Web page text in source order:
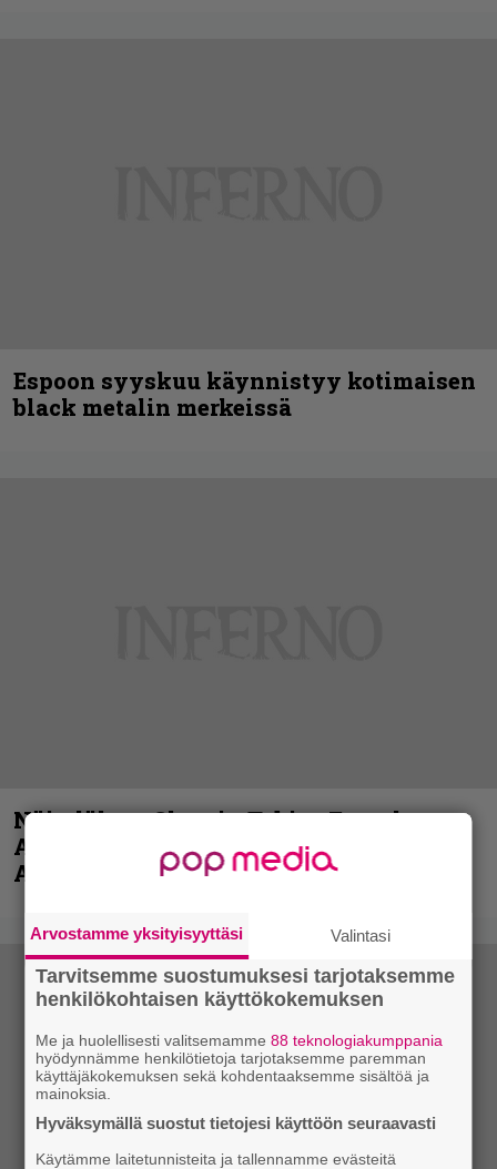
Espoon syyskuu käynnistyy kotimaisen
black metalin merkeissä
Näin lähtee Ghostin Tobias Forgelta
Accept – menossa mukana myös
Anthrax- ja Korn-miehistöä
Arvostamme yksityisyyttäsi Valintasi
Tarvitsemme suostumuksesi tarjotaksemme
henkilökohtaisen käyttökokemuksen
Me ja huolellisesti valitsemamme88 teknologiakumppania
hyödynnämme henkilötietoja tarjotaksemme paremman
käyttäjäkokemuksen sekä kohdentaaksemme sisältöä ja
mainoksia.
Hyväksymällä suostut tietojesi käyttöön seuraavasti
Käytämme laitetunnisteita ja tallennamme evästeitä